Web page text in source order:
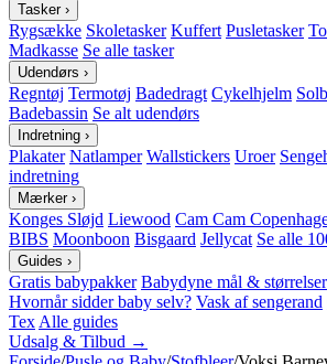
Tasker ›
Rygsække Skoletasker Kuffert Pusletasker
Madkasse Se alle tasker
Udendørs ›
Regntøj Termotøj Badedragt Cykelhjelm
Badebassin Se alt udendørs
Indretning ›
Plakater Natlamper Wallstickers Uroer
indretning
Mærker ›
Konges Sløjd Liewood Cam Cam
BIBS Moonboon Bisgaard Jellycat Se alle
Guides ›
Gratis babypakker Babydyne mål & størrelser
Hvornår sidder baby selv? Vask af sengerand
Tex Alle guides
Udsalg & Tilbud →